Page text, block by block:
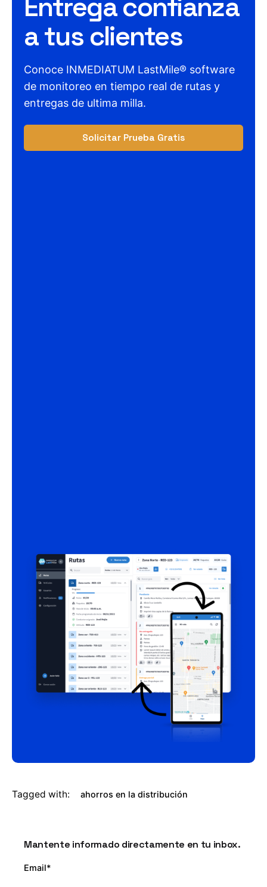
a tus clientes
Conoce INMEDIATUM LastMile® software
de monitoreo en tiempo real de rutas y
entregas de ultima milla.
Solicitar Prueba Gratis
Tagged with: ahorros en la distribución
Mantente informado directamente en tu inbox.
Email*